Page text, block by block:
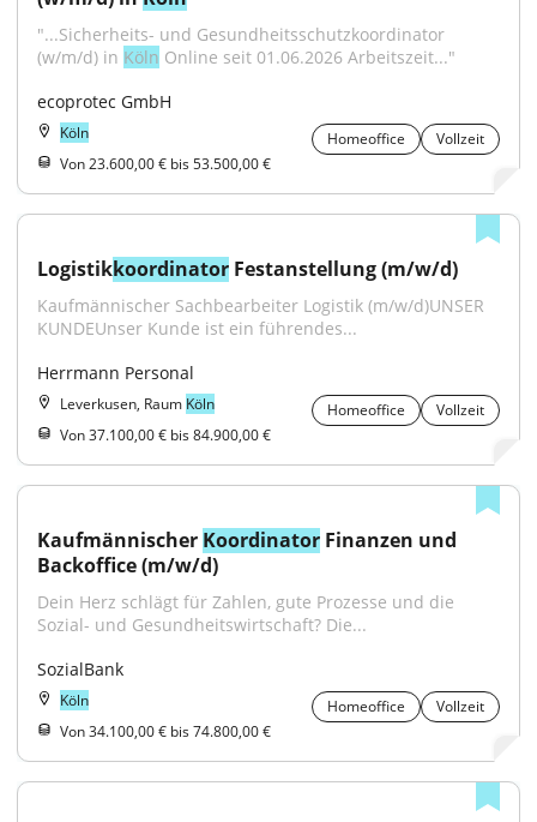
"...Sicherheits- und Gesundheitsschutzkoordinator
(w/m/d) in Köln Online seit 01.06.2026 Arbeitszeit..."
ecoprotec GmbH
Köln Homeoffice
Vollzeit
Von 23.600,00 € bis 53.500,00 €
Logistikkoordinator Festanstellung (m/w/d)
Kaufmännischer Sachbearbeiter Logistik (m/w/d)UNSER
KUNDEUnser Kunde ist ein führendes...
Herrmann Personal
Leverkusen, Raum Köln Homeoffice
Vollzeit
Von 37.100,00 € bis 84.900,00 €
Kaufmännischer Koordinator Finanzen und
Backoffice (m/w/d)
Dein Herz schlägt für Zahlen, gute Prozesse und die
Sozial- und Gesundheitswirtschaft? Die...
SozialBank
Köln Homeoffice
Vollzeit
Von 34.100,00 € bis 74.800,00 €